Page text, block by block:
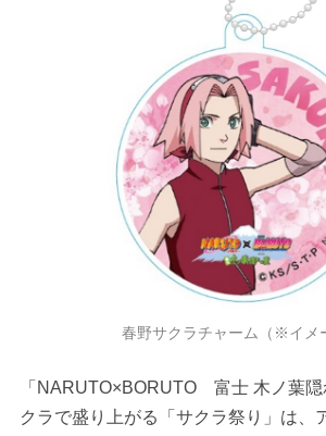
春野サクラチャーム（※イメ
「NARUTO×BORUTO 富士 木ノ葉
クラで盛り上がる「サクラ祭り」は、